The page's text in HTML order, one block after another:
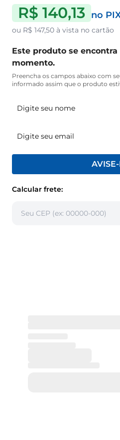
R$ 140,13 no
ou R$ 147,50 à vista no cartão
Este produto se
momento.
Preencha os campos abaixo com
informado assim que o produto
Calcular frete: